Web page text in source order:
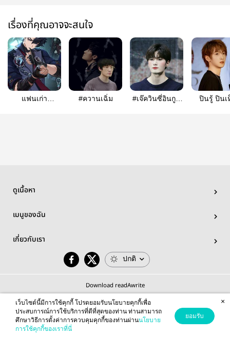
เรื่องที่คุณอาจจะสนใจ
แฟนเก่า
#ควานเฉิ่ม
#เจ๊ควินซี่อินกูซู
ปินรู้ ปินเ
ดูเนื้อหา
เมนูของฉัน
เกี่ยวกับเรา
ปกติ
Download readAwrite
© 2026 readAwrite.com by MEB Corporation Public Company Limited
This site is protected by reCAPTCHA and the Google
เว็บไซต์นี้มีการใช้คุกกี้ โปรดยอมรับนโยบายคุกกี้เพื่อ
ประสบการณ์การใช้บริการที่ดีที่สุดของท่าน ท่านสามารถ
ศึกษาวิธีการตั้งค่าการควบคุมคุกกี้ของท่านผ่านนโยบาย
การใช้คุกกี้ของเราที่นี่
ยอมรับ
×